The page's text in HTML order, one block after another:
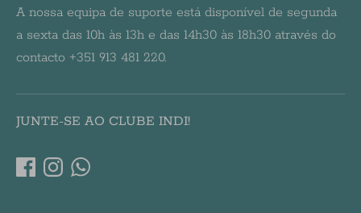
A nossa equipa de suporte está disponível de segunda
a sexta das 10h às 13h e das 14h30 às 18h30 através do
contacto +351 913 481 220.
JUNTE-SE AO CLUBE INDI!